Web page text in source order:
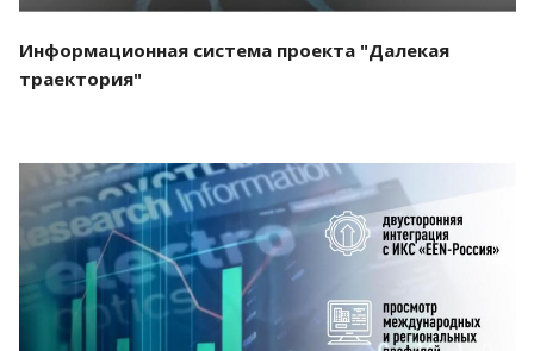
Информационная система проекта "Далекая
траектория"